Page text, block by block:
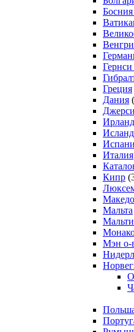
Гернси
Греция
Дания
Италия
Кипр
Мальта
Мэн о-